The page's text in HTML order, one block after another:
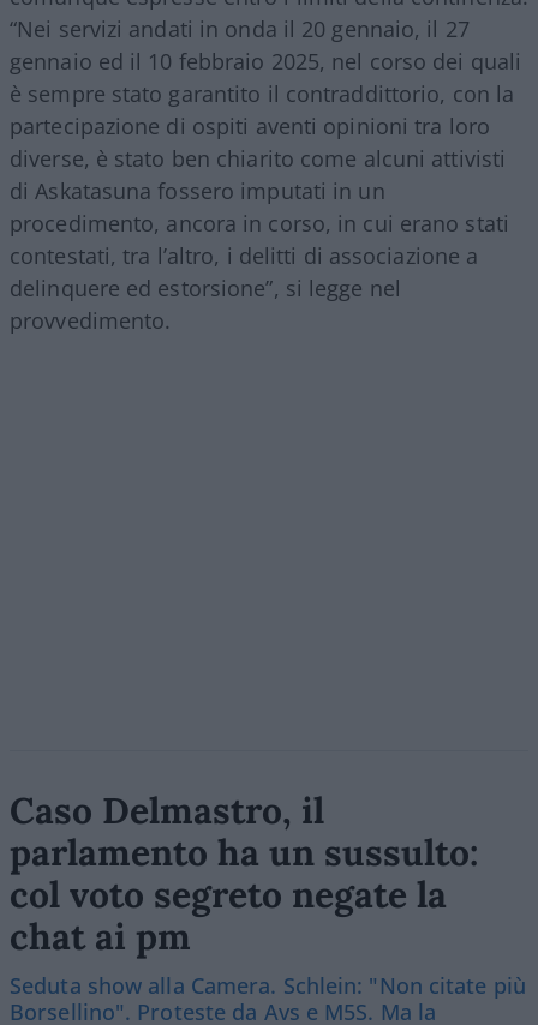
“Nei servizi andati in onda il 20 gennaio, il 27
gennaio ed il 10 febbraio 2025, nel corso dei quali
è sempre stato garantito il contraddittorio, con la
partecipazione di ospiti aventi opinioni tra loro
diverse, è stato ben chiarito come alcuni attivisti
di Askatasuna fossero imputati in un
procedimento, ancora in corso, in cui erano stati
contestati, tra l’altro, i delitti di associazione a
delinquere ed estorsione”, si legge nel
provvedimento.
Caso Delmastro, il
parlamento ha un sussulto:
col voto segreto negate la
chat ai pm
Seduta show alla Camera. Schlein: "Non citate più
Borsellino". Proteste da Avs e M5S. Ma la